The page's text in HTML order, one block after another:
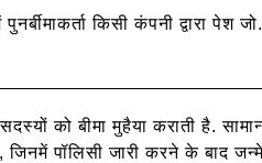
किसी कंपनी द्वारा पेश
को बीमा मुहैया कराती है.
पॉलिसी जारी करने के बाद